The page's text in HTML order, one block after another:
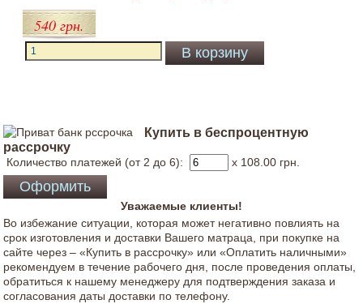
540 грн.
Купить в беспроцентную
рассрочку
Количество платежей (от 2 до 6): x 108.00 грн.
Уважаемые клиенты!
Во избежание ситуации, которая может негативно повлиять на
срок изготовления и доставки Вашего матраца, при покупке на
сайте через – «Купить в рассрочку» или «Оплатить наличными»
рекомендуем в течение рабочего дня, после проведения оплаты,
обратиться к нашему менеджеру для подтверждения заказа и
согласования даты доставки по телефону.